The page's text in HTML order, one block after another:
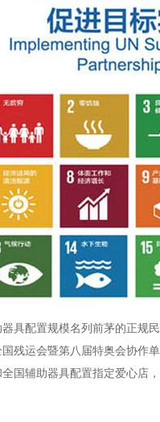
具配置规模名列前茅的正规
残运会暨第八届特奥会协作
国辅助器具配置指定爱心店